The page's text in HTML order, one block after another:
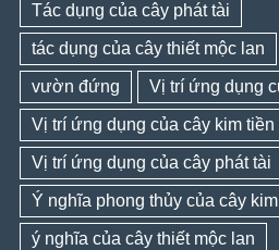
Tác dụng của cây phát tài
tác dụng của cây thiết mộc lan
vườn đứng Vị trí ứng dụng
Vị trí ứng dụng của cây kim tiền
Vị trí ứng dụng của cây phát tài
Ý nghĩa phong thủy của cây
ý nghĩa của cây thiết mộc lan